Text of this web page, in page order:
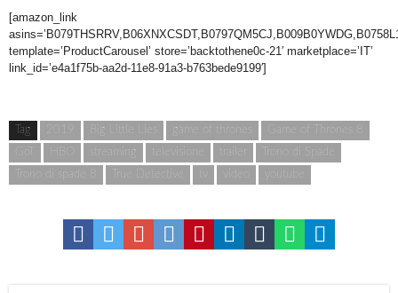
[amazon_link
template=’ProductCarousel’ store=’backtothene0c-21′ marketplace=’IT’
link_id=’e4a1f75b-aa2d-11e8-91a3-b763bede9199′]
Tag 2019 Big Little Lies game of thrones
Game of Thrones 8
HBO streaming televisione trailer
Trono di Spade
Trono di spade 8
True Detective youtube